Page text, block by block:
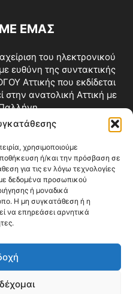
χρησιμοποιούμε
ή/και την πρόσβαση σε
για τις εν λόγω τεχνολογίες
δεδομένα προσωπικού
ή μοναδικά
Η μη συγκατάθεση ή η
να επηρεάσει αρνητικά
ΕΜΑΣ
του ηλεκτρονικού
ευθύνη της συντακτικής
Αττικής που εκδίδεται
ανατολική Αττική με
ΜΑΣ